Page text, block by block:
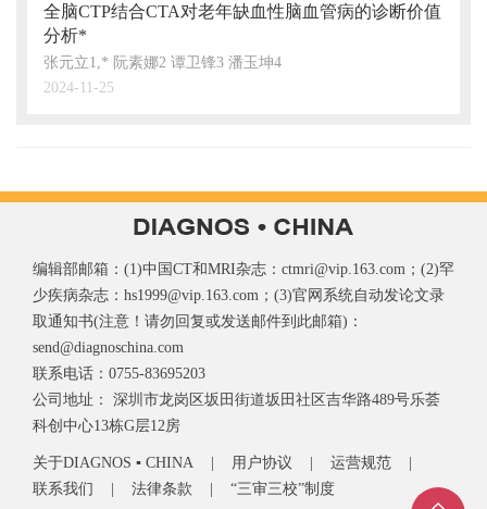
全脑CTP结合CTA对老年缺血性脑血管病的诊断价值
分析*
张元立1,* 阮素娜2 谭卫锋3 潘玉坤4
2024-11-25
编辑部邮箱：(1)中国CT和MRI杂志：ctmri@vip.163.com；(2)罕
少疾病杂志：hs1999@vip.163.com；(3)官网系统自动发论文录
取通知书(注意！请勿回复或发送邮件到此邮箱)：
send@diagnoschina.com
联系电话：0755-83695203
公司地址： 深圳市龙岗区坂田街道坂田社区吉华路489号乐荟
科创中心13栋G层12房
关于DIAGNOS ▪ CHINA | 用户协议 | 运营规范 |
联系我们 | 法律条款 | “三审三校”制度